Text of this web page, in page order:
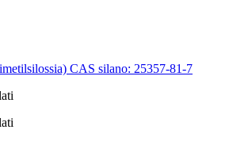
CAS silano: 25357-81-7